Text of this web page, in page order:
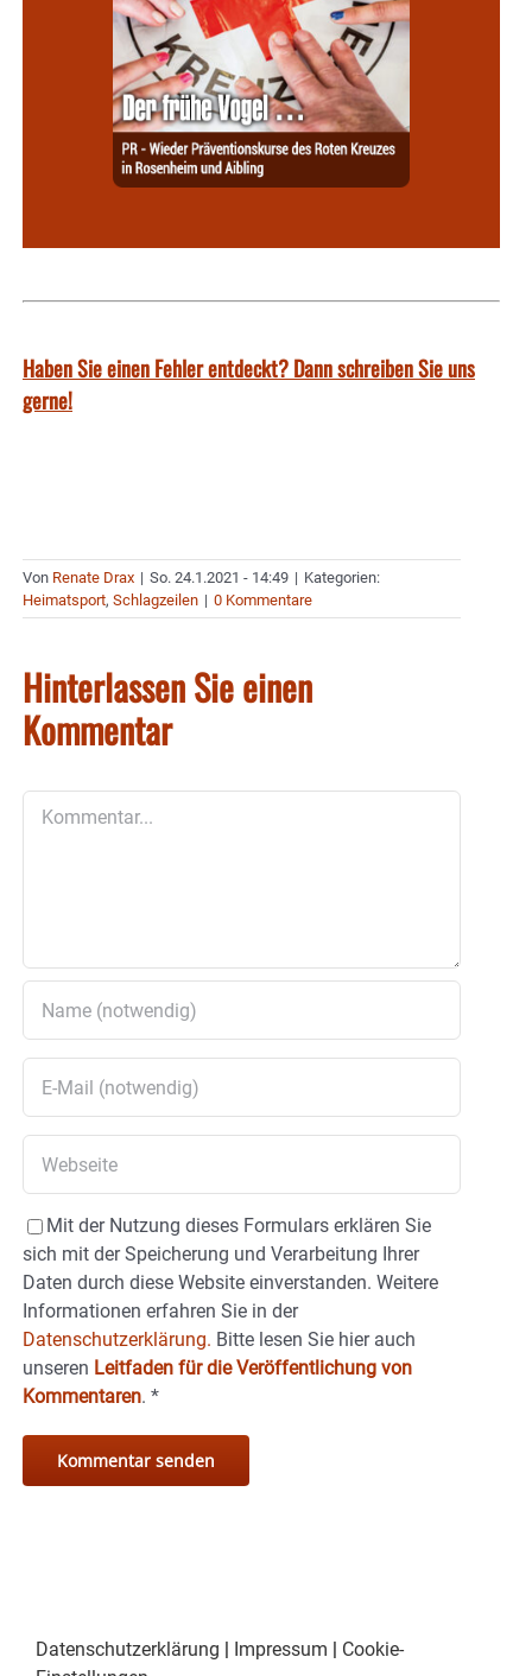
Haben Sie einen Fehler entdeckt? Dann schreiben Sie uns
gerne!
Von Renate Drax | So. 24.1.2021 - 14:49 | Kategorien:
Heimatsport, Schlagzeilen | 0 Kommentare
Hinterlassen Sie einen
Kommentar
Mit der Nutzung dieses Formulars erklären Sie
sich mit der Speicherung und Verarbeitung Ihrer
Daten durch diese Website einverstanden. Weitere
Informationen erfahren Sie in der
Datenschutzerklärung. Bitte lesen Sie hier auch
unseren Leitfaden für die Veröffentlichung von
Kommentaren. *
Datenschutzerklärung Impressum
Cookie-